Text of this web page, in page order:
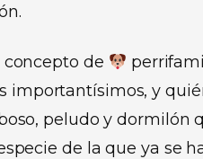
de
importantísimos, y
peludo y
de la que ya se